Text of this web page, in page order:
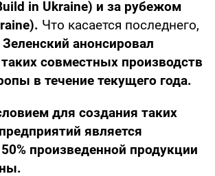
in Ukraine) и за рубежом
Что касается последнего,
Зеленский анонсировал
совместных производств
в течение текущего года.
для создания таких
является
произведенной продукции